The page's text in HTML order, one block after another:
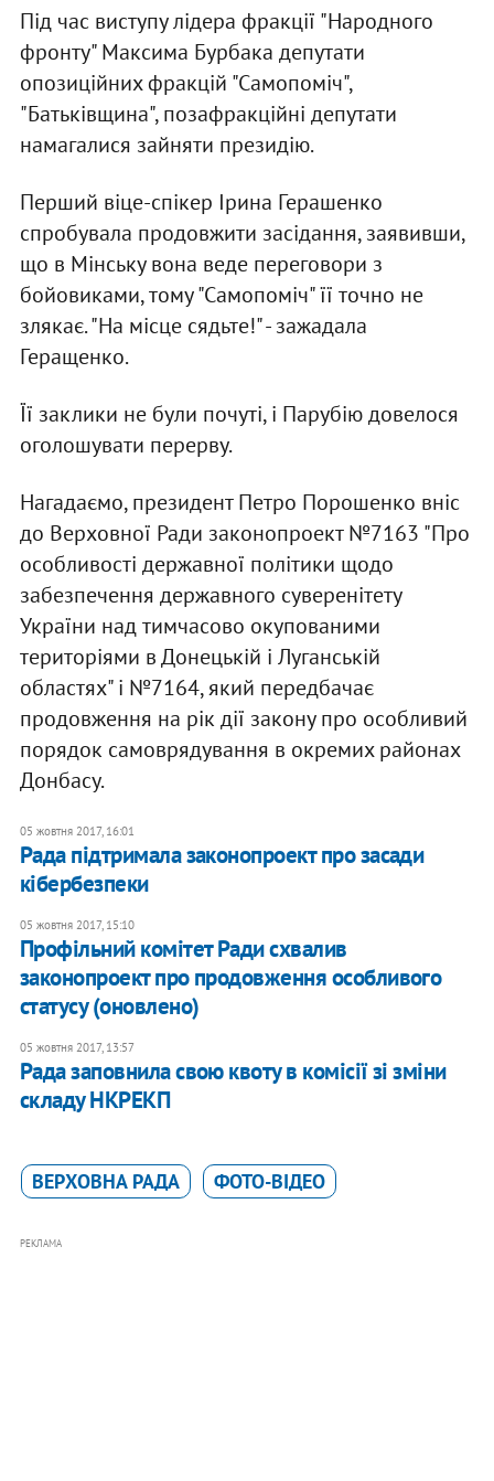
Під час виступу лідера фракції "Народного
фронту" Максима Бурбака депутати
опозиційних фракцій "Самопоміч",
"Батьківщина", позафракційні депутати
намагалися зайняти президію.
Перший віце-спікер Ірина Герашенко
спробувала продовжити засідання, заявивши,
що в Мінську вона веде переговори з
бойовиками, тому "Самопоміч" її точно не
злякає. "На місце сядьте!" - зажадала
Геращенко.
Її заклики не були почуті, і Парубію довелося
оголошувати перерву.
Нагадаємо, президент Петро Порошенко вніс
до Верховної Ради законопроект №7163 "Про
особливості державної політики щодо
забезпечення державного суверенітету
України над тимчасово окупованими
територіями в Донецькій і Луганській
областях" і №7164, який передбачає
продовження на рік дії закону про особливий
порядок самоврядування в окремих районах
Донбасу.
05 жовтня 2017, 16:01
Рада підтримала законопроект про засади
кібербезпеки
05 жовтня 2017, 15:10
Профільний комітет Ради схвалив
законопроект про продовження особливого
статусу (оновлено)
05 жовтня 2017, 13:57
Рада заповнила свою квоту в комісії зі зміни
складу НКРЕКП
ВЕРХОВНА РАДА ФОТО-ВІДЕО
РЕКЛАМА